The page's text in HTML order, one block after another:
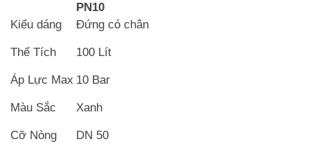
PN10
Kiểu dáng
Đứng có chân
Thể Tích 100 Lít
Áp Lực Max 10 Bar
Màu Sắc Xanh
Cỡ Nòng DN 50